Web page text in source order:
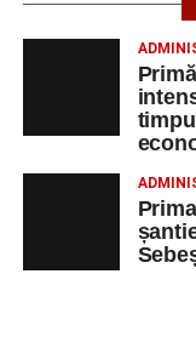
Festivalul va
săsești, precum
memoria
Printre momentele
simfonic susținut
Raica”, sub
muzicieni români
Și în acest an, pe